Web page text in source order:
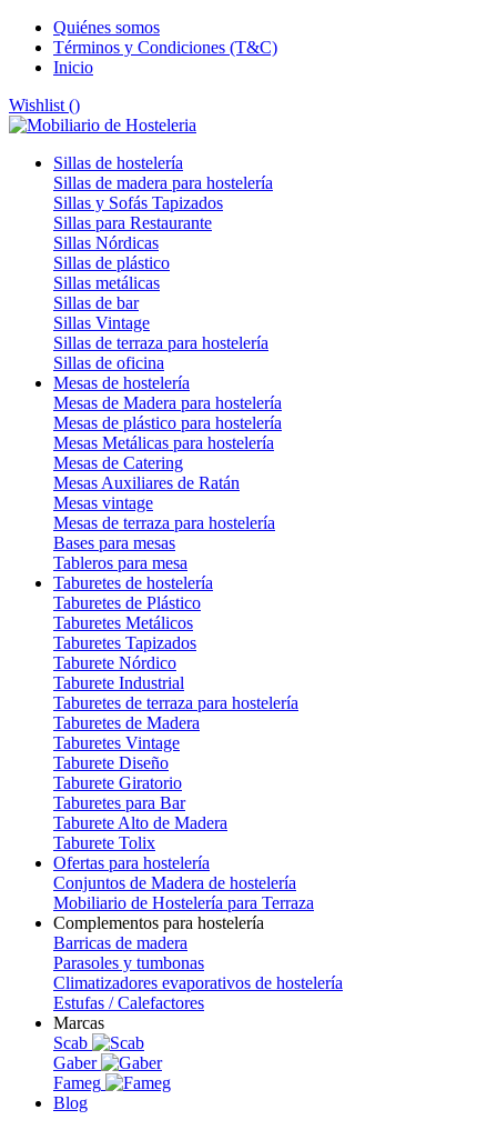
Quiénes somos
Términos y Condiciones (T&C)
Inicio
Wishlist ()
Sillas de hostelería
Sillas de madera para hostelería
Sillas y Sofás Tapizados
Sillas para Restaurante
Sillas Nórdicas
Sillas de plástico
Sillas metálicas
Sillas de bar
Sillas Vintage
Sillas de terraza para hostelería
Sillas de oficina
Mesas de hostelería
Mesas de Madera para hostelería
Mesas de plástico para hostelería
Mesas Metálicas para hostelería
Mesas de Catering
Mesas Auxiliares de Ratán
Mesas vintage
Mesas de terraza para hostelería
Bases para mesas
Tableros para mesa
Taburetes de hostelería
Taburetes de Plástico
Taburetes Metálicos
Taburetes Tapizados
Taburete Nórdico
Taburete Industrial
Taburetes de terraza para hostelería
Taburetes de Madera
Taburetes Vintage
Taburete Diseño
Taburete Giratorio
Taburetes para Bar
Taburete Alto de Madera
Taburete Tolix
Ofertas para hostelería
Conjuntos de Madera de hostelería
Mobiliario de Hostelería para Terraza
Complementos para hostelería
Barricas de madera
Parasoles y tumbonas
Climatizadores evaporativos de hostelería
Estufas / Calefactores
Marcas
Scab
Gaber
Fameg
Blog